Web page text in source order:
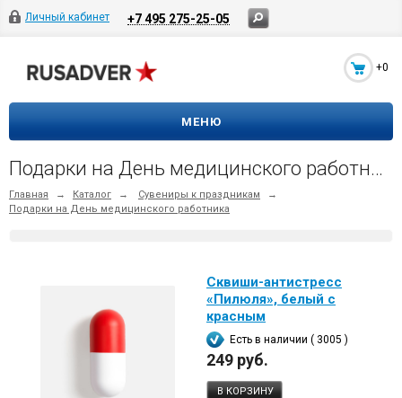
Личный кабинет +7 495 275-25-05
+0
МЕНЮ
Подарки на День медицинского работника
Главная → Каталог → Сувениры к праздникам
→
Подарки на День медицинского работника
Сквиши-антистресс
«Пилюля», белый с
красным
Есть в наличии ( 3005 )
249 руб.
В КОРЗИНУ